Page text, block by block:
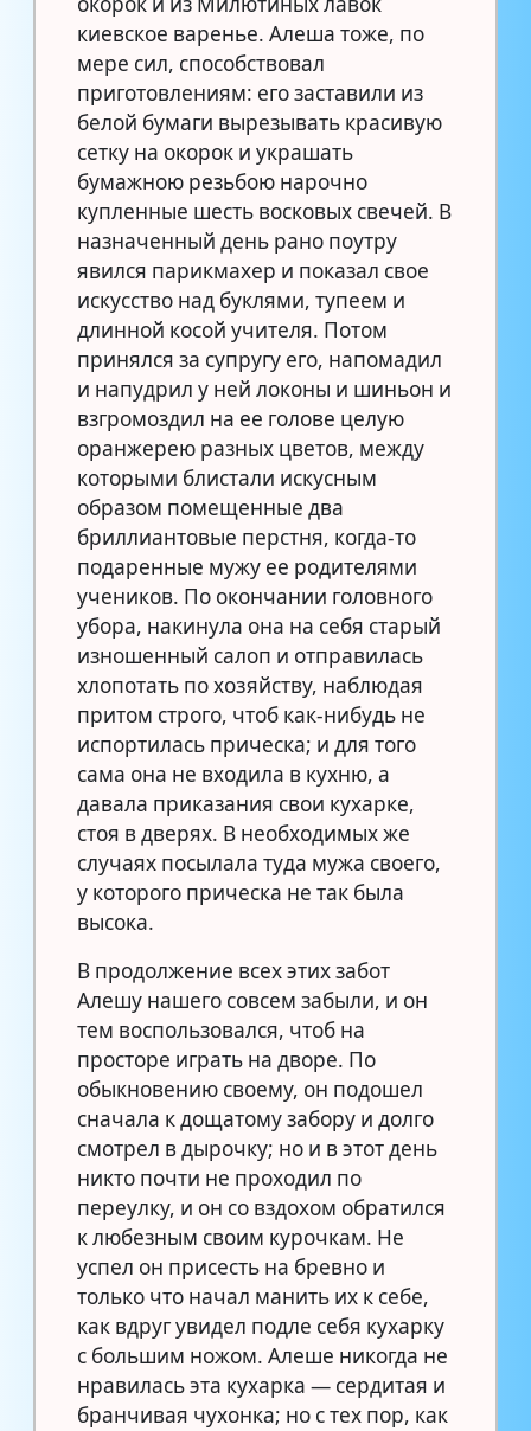
киевское варенье. Алеша тоже, по
мере сил, способствовал
приготовлениям: его заставили из
белой бумаги вырезывать красивую
сетку на окорок и украшать
бумажною резьбою нарочно
купленные шесть восковых свечей. В
назначенный день рано поутру
явился парикмахер и показал свое
искусство над буклями, тупеем и
длинной косой учителя. Потом
принялся за супругу его, напомадил
и напудрил у ней локоны и шиньон и
взгромоздил на ее голове целую
оранжерею разных цветов, между
которыми блистали искусным
образом помещенные два
бриллиантовые перстня, когда-то
подаренные мужу ее родителями
учеников. По окончании головного
убора, накинула она на себя старый
изношенный салоп и отправилась
хлопотать по хозяйству, наблюдая
притом строго, чтоб как-нибудь не
испортилась прическа; и для того
сама она не входила в кухню, а
давала приказания свои кухарке,
стоя в дверях. В необходимых же
случаях посылала туда мужа своего,
у которого прическа не так была
высока.
В продолжение всех этих забот
Алешу нашего совсем забыли, и он
тем воспользовался, чтоб на
просторе играть на дворе. По
обыкновению своему, он подошел
сначала к дощатому забору и долго
смотрел в дырочку; но и в этот день
никто почти не проходил по
переулку, и он со вздохом обратился
к любезным своим курочкам. Не
успел он присесть на бревно и
только что начал манить их к себе,
как вдруг увидел подле себя кухарку
с большим ножом. Алеше никогда не
нравилась эта кухарка — сердитая и
бранчивая чухонка; но с тех пор, как